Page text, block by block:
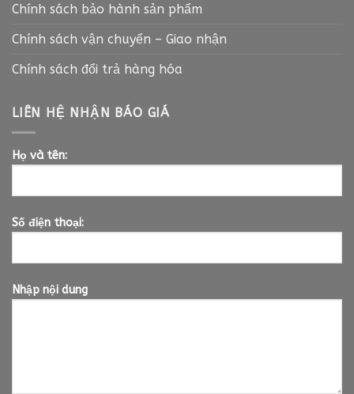
Chính sách bảo hành sản phẩm
Chính sách vận chuyển – Giao nhận
Chính sách đổi trả hàng hóa
LIÊN HỆ NHẬN BÁO GIÁ
Họ và tên:
Số điện thoại:
Nhập nội dung